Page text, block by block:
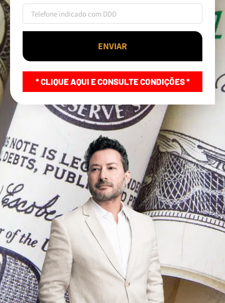
ENVIAR
* CLIQUE AQUI E CONSULTE CONDIÇÕES *